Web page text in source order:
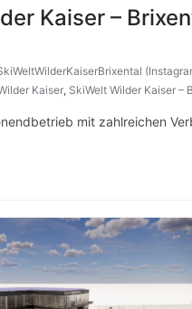
Kaiser –
Kaiser, SkiWelt Wilder Kaiser –
mit zahlreichen